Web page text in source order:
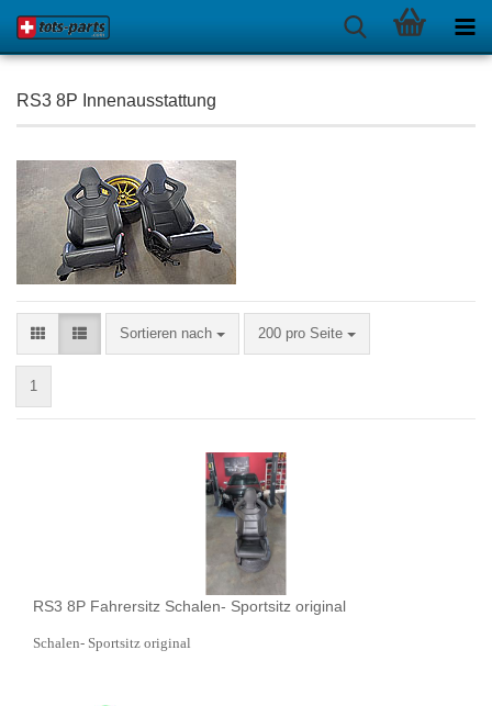
RS3 8P Innenausstattung
Sortieren nach
Sortieren nach 200 pro Seite
pro Seite
1
RS3 8P Fahrersitz Schalen- Sportsitz original
Schalen- Sportsitz original